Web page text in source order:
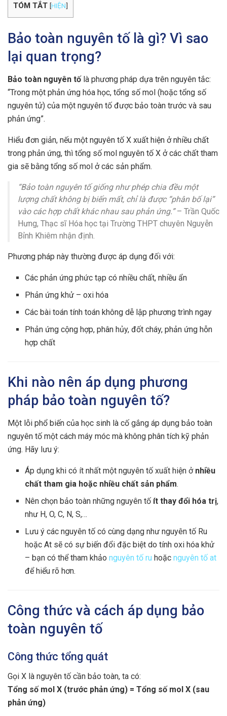
TÓM TẮT [HIỆN]
Bảo toàn nguyên tố là gì? Vì sao
lại quan trọng?
Bảo toàn nguyên tốlà phương pháp dựa trên nguyên tắc:
“Trong một phản ứng hóa học, tổng số mol (hoặc tổng số
nguyên tử) của một nguyên tố được bảo toàn trước và sau
phản ứng”.
Hiểu đơn giản, nếu một nguyên tố X xuất hiện ở nhiều chất
trong phản ứng, thì tổng số mol nguyên tố X ở các chất tham
gia sẽ bằng tổng số mol ở các sản phẩm.
“Bảo toàn nguyên tố giống như phép chia đều một
lượng chất không bị biến mất, chỉ là được “phân bố lại”
vào các hợp chất khác nhau sau phản ứng.”– Trần Quốc
Hưng, Thạc sĩ Hóa học tại Trường THPT chuyên Nguyễn
Bỉnh Khiêm nhận định.
Phương pháp này thường được áp dụng đối với:
Các phản ứng phức tạp có nhiều chất, nhiều ẩn
Phản ứng khử – oxi hóa
Các bài toán tính toán không dễ lập phương trình ngay
Phản ứng cộng hợp, phân hủy, đốt cháy, phản ứng hỗn
hợp chất
Khi nào nên áp dụng phương
pháp bảo toàn nguyên tố?
Một lỗi phổ biến của học sinh là cố gắng áp dụng bảo toàn
nguyên tố một cách máy móc mà không phân tích kỹ phản
ứng. Hãy lưu ý:
Áp dụng khi có ít nhất một nguyên tố xuất hiện ở nhiều
chất tham gia hoặc nhiều chất sản phẩm.
Nên chọn bảo toàn những nguyên tố ít thay đổi hóa trị,
như H, O, C, N, S,…
Lưu ý các nguyên tố có cùng dạng như nguyên tố Ru
hoặc At sẽ có sự biến đổi đặc biệt do tính oxi hóa khử
– bạn có thể tham khảonguyên tố ru hoặcnguyên tố at
để hiểu rõ hơn.
Công thức và cách áp dụng bảo
toàn nguyên tố
Công thức tổng quát
Gọi X là nguyên tố cần bảo toàn, ta có:
Tổng số mol X (trước phản ứng) = Tổng số mol X (sau
phản ứng)